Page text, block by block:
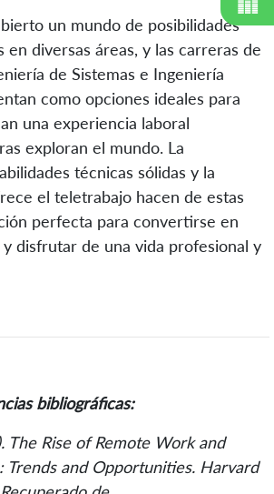
un mundo de posibilidades
en diversas áreas, y las carreras de
de Sistemas e Ingeniería
como opciones ideales para
una experiencia laboral
exploran el mundo. La
técnicas sólidas y la
el teletrabajo hacen de estas
perfecta para convertirse en
y disfrutar de una vida profesional y
bibliográficas:
The Rise of Remote Work and
Trends and Opportunities. Harvard